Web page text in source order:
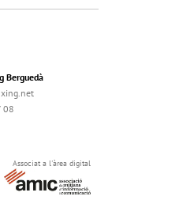
Berguedà
08
Associat a l'àrea digital